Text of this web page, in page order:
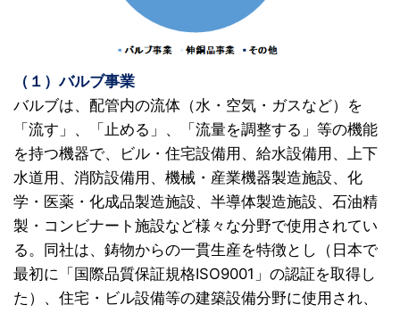
（１）バルブ事業
バルブは、配管内の流体（水・空気・ガスなど）を
「流す」、「止める」、「流量を調整する」等の機能
を持つ機器で、ビル・住宅設備用、給水設備用、上下
水道用、消防設備用、機械・産業機器製造施設、化
学・医薬・化成品製造施設、半導体製造施設、石油精
製・コンビナート施設など様々な分野で使用されてい
る。同社は、鋳物からの一貫生産を特徴とし（日本で
最初に「国際品質保証規格ISO9001」の認証を取得し
た）、住宅・ビル設備等の建築設備分野に使用され、